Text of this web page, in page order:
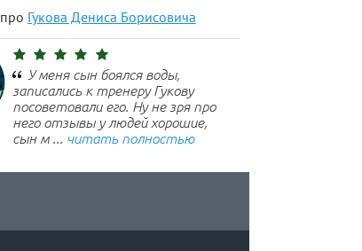
про Гукова Дениса Борисовича
У меня сын боялся воды,
записались к тренеру Гукову
посоветовали его. Ну не зря про
него отзывы у людей хорошие,
сын м ... читать полностью